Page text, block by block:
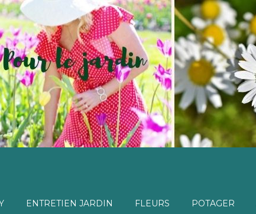
ENTRETIEN JARDIN FLEURS POTAGER